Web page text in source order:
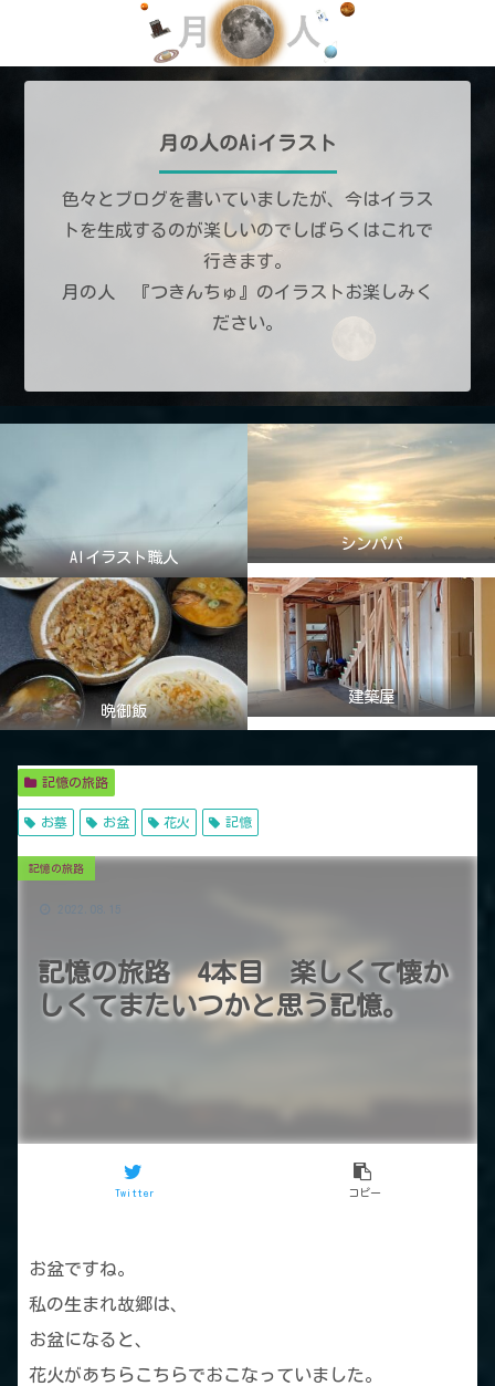
月の人のAiイラスト
色々とブログを書いていましたが、今はイラス
トを生成するのが楽しいのでしばらくはこれで
行きます。
月の人 『つきんちゅ』のイラストお楽しみく
ださい。
AIイラスト職人
シンパパ
晩御飯
建築屋
記憶の旅路
お墓 お盆 花火 記憶
記憶の旅路 4本目 楽しくて懐か
しくてまたいつかと思う記憶。
記憶の旅路
Twitter コピー
お盆ですね。
私の生まれ故郷は、
お盆になると、
花火があちらこちらでおこなっていました。